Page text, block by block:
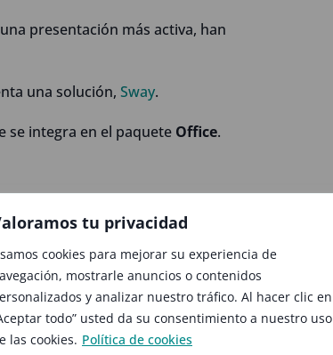
tu privacidad
cookies para mejorar su experiencia de
mostrarle anuncios o contenidos
y analizar nuestro tráfico. Al hacer clic en
todo” usted da su consentimiento a nuestro uso
las cookies. Política de cookies
presentación más activa, han
una solución, Sway.
se integra en el paquete Office.
todo tipo de críticas.